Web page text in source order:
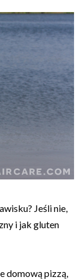
Jeśli nie,
i jak gluten
domową pizzą,